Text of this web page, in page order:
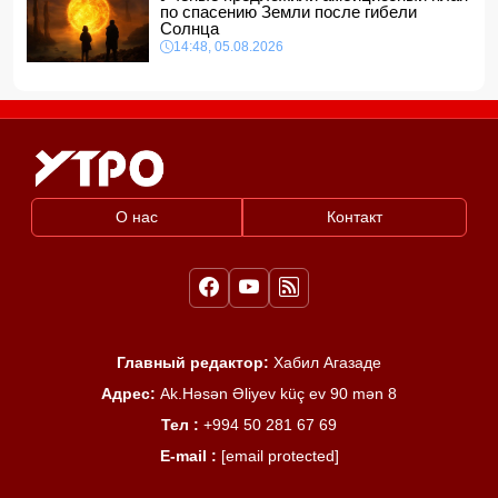
по спасению Земли после гибели
Солнца
14:48, 05.08.2026
О нас Контакт
Главный редактор: Хабил Агазаде
Адрес: Ak.Həsən Əliyev küç ev 90 mən 8
Тел : +994 50 281 67 69
E-mail : [email protected]